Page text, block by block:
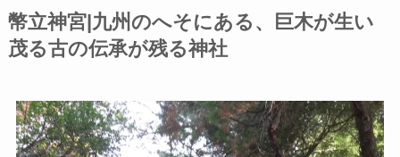
幣立神宮|九州のへそにある、巨木が生い
茂る古の伝承が残る神社